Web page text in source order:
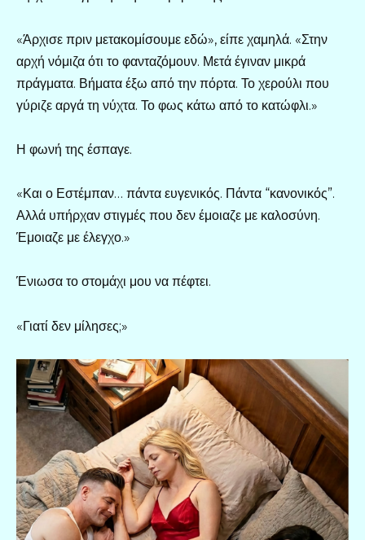
«Άρχισε πριν μετακομίσουμε εδώ», είπε χαμηλά. «Στην
αρχή νόμιζα ότι το φανταζόμουν. Μετά έγιναν μικρά
πράγματα. Βήματα έξω από την πόρτα. Το χερούλι που
γύριζε αργά τη νύχτα. Το φως κάτω από το κατώφλι.»
Η φωνή της έσπαγε.
«Και ο Εστέμπαν… πάντα ευγενικός. Πάντα “κανονικός”.
Αλλά υπήρχαν στιγμές που δεν έμοιαζε με καλοσύνη.
Έμοιαζε με έλεγχο.»
Ένιωσα το στομάχι μου να πέφτει.
«Γιατί δεν μίλησες;»